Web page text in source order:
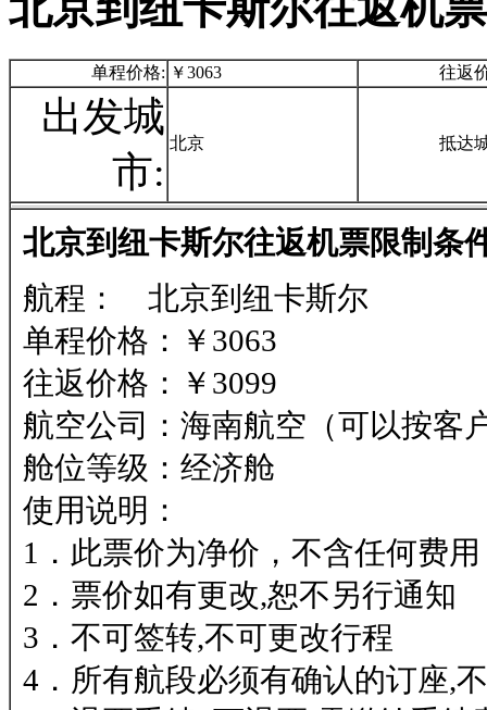
单程价格: ￥3063 往返
出发城
市:
北京 抵达
北京到纽卡斯尔往返机票限制条
航程： 北京到纽卡斯尔
单程价格：￥3063
往返价格：￥3099
航空公司：海南航空（可以按客
舱位等级：经济舱
使用说明：
1．此票价为净价，不含任何费用
2．票价如有更改,恕不另行通知
3．不可签转,不可更改行程
4．所有航段必须有确认的订座,